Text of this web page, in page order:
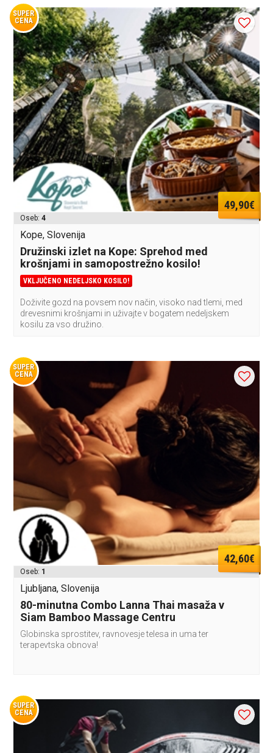
SUPER
CENA
49,90€
Oseb:4
Kope, Slovenija
Družinski izlet na Kope: Sprehod med
krošnjami in samopostrežno kosilo!
VKLJUČENO NEDELJSKO KOSILO!
Doživite gozd na povsem nov način, visoko nad tlemi, med
drevesnimi krošnjami in uživajte v bogatem nedeljskem
kosilu za vso družino.
SUPER
CENA
42,60€
Oseb: 1
Ljubljana, Slovenija
80-minutna Combo Lanna Thai masaža v
Siam Bamboo Massage Centru
Globinska sprostitev, ravnovesje telesa in uma ter
terapevtska obnova!
SUPER
CENA